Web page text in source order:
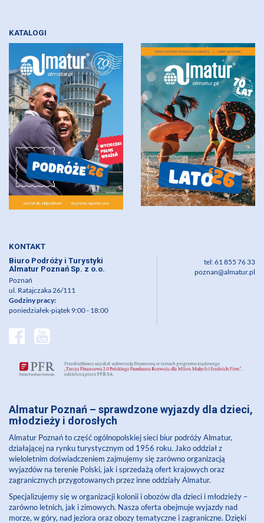
KATALOGI
KONTAKT
Biuro Podróży i Turystyki
Almatur Poznań Sp. z o.o.
Poznań
ul. Ratajczaka 26/111
Godziny pracy:
poniedziałek-piątek 9:00 - 18:00
tel: 61 855 76 33
poznan@almatur.pl
Almatur Poznań – sprawdzone wyjazdy dla dzieci,
młodzieży i dorosłych
Almatur Poznańto część ogólnopolskiej sieci biur podróży Almatur,
działającej na rynku turystycznym od 1956 roku. Jako oddział z
wieloletnim doświadczeniem zajmujemy się zarówno organizacją
wyjazdów na terenie Polski, jak i sprzedażą ofert krajowych oraz
zagranicznych przygotowanych przez inne oddziały Almatur.
Specjalizujemy się w organizacji kolonii i obozów dla dzieci i młodzieży –
zarówno letnich, jak i zimowych. Nasza oferta obejmuje wyjazdy nad
morze, w góry, nad jeziora oraz obozy tematyczne i zagraniczne. Dzięki